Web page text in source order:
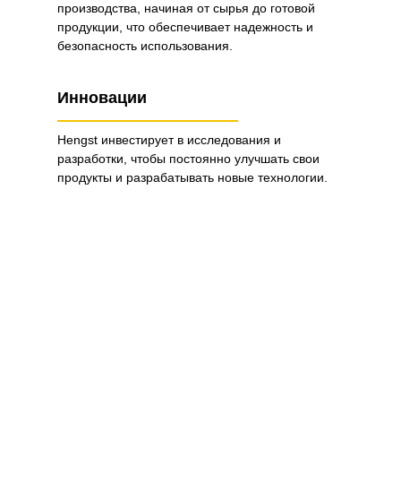
Инновации
производства, начиная от сырья до готовой
продукции, что обеспечивает надежность и
безопасность использования.
Hengst инвестирует в исследования и
разработки, чтобы постоянно улучшать свои
продукты и разрабатывать новые технологии.